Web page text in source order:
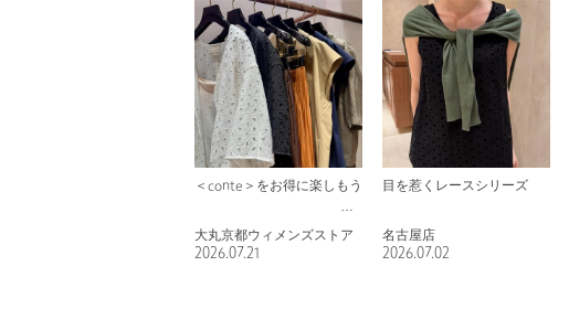
＜conte＞をお得に楽しもう
大丸京都ウィメンズストア
2026.07.21
目を惹くレースシリーズ
名古屋店
2026.07.02